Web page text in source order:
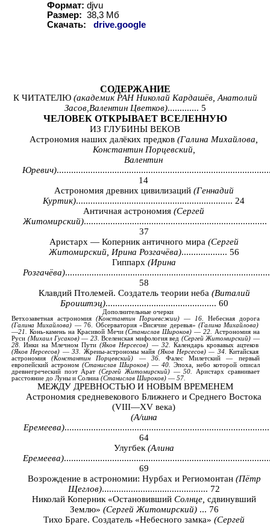
Формат: djvu
Размер: 38,3 Мб
Скачать:
drive.google
СОДЕРЖАНИЕ
К ЧИТАТЕЛЮ (академик РАН Николай Кардашёв, Анатолий
Засов,Валентин Цветков)............. 5
ЧЕЛОВЕК ОТКРЫВАЕТ ВСЕЛЕННУЮ
ИЗ ГЛУБИНЫ ВЕКОВ
Астрономия наших далёких предков(Галина Михайлова,
Константин Порцевский,
Валентин
Юревич)
14
Астрономия древних цивилизаций (Геннадий
Куртик)................................................................. 24
Античная астрономия(Сергей
Житомирский)............................................................................
37
Аристарх — Коперник античного мира (Сергей
Житомирский, Ирина Розгачёва)................... 56
Гиппарх(Ирина
Розгачёва)
58
Клавдий Птолемей. Создатель теории неба (Виталий
Броиштэц).............................................. 60
Дополнительные очерки
Ветхозаветная
астрономия (Константин Пориевсжии) — 16. Небесная
дорога
(Галина Михайлова) —76. Обсерватория «Висячие деревья» (Галина Михайлова)
—21. Конь-камень на Красивой Мечи (Станислав Широков)— 22. Астрономия на
Руси (Михаил Гусаков)— 23.Вселенская мифология вед (Сергей Житомирский) —
28.Инки на Млечном Пути(Яков Нерсесов) — 32. Календарь кровавых ацтеков
(Яков Нерсесов) — 33. Жреиы-астрономы майя (Яков Нерсесов)— 34.Китайская
астрономия
(Константин Порцевский) — 36.Фалес Милетский —
первый
европейский астроном (Станислав Широков) — 40. Эпоха, небо которой описал
древнегреческий поэт Арат (Сергей Житомирский) — 50. Аристарх
сравнивает
расстояние до Луны и Солниа (Станислав Широков)— 57.
МЕЖДУ ДРЕВНОСТЬЮ И НОВЫМ ВРЕМЕНЕМ
Астрономия средневекового Ближнего и Среднего Востока
(VIII—XV века)
(А/шна
Еремеева)
64
Улугбек (Алина
Еремеева)
69
Возрождение в астрономии: Нурбах и Региомонтан (Пётр
Щеглов)............................................ 72
Николай Коперник «ОстановившийСолнце,сдвинувший
Землю» (Сергей Житомирский) ... 76
Тихо Браге. Создатель «Небесного замка» (Сергей